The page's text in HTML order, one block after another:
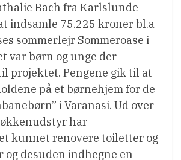
Bach fra Karlslunde
indsamle 75.225 kroner bl.a
sommerlejr Sommeroase i
var børn og unge der
projektet. Pengene gik til at
på et børnehjem for de
i Varanasi. Ud over
har
kunnet renovere toiletter og
desuden indhegne en